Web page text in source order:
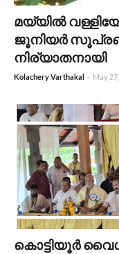
മയ്യിൽ
ജൂനിയർ
നിര്യാതനായി
Kolachery Varthakal - May
കൊട്ടിയൂർ